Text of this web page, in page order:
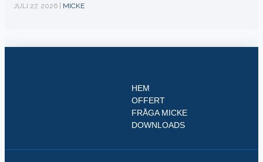
JULI 27, 2026 | MICKE
HEM
OFFERT
FRÅGA MICKE
DOWNLOADS